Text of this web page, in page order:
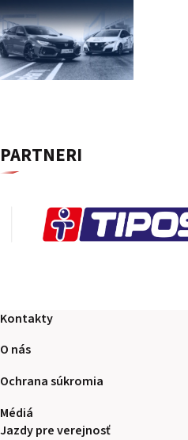
PARTNERI
Kontakty
O nás
Ochrana súkromia
Médiá
Jazdy pre verejnosť